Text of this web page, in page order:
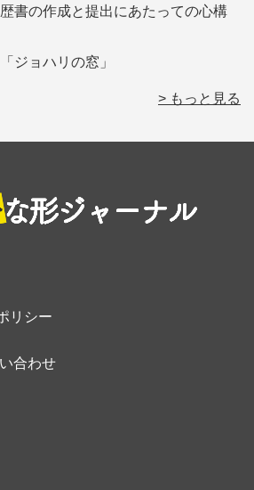
書の作成と提出にあたっての心構
ジョハリの窓」
> もっと見る
リシー
合わせ